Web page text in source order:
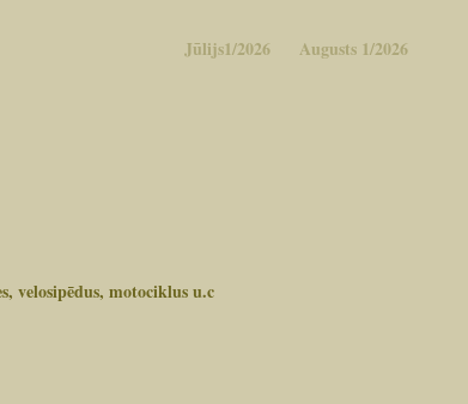
Jūlijs1/2026 Augusts 1/2026
velosipēdus, motociklus u.c